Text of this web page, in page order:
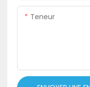
Teneur